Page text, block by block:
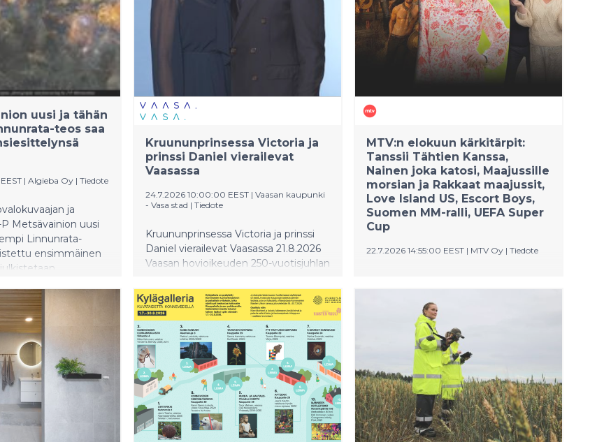
käytäville. Se
naisen
kehoon ja kaipuuta
avaava teos
ruokaan
toisistaan.
uusi ja tähän
teos saa
| Algieba Oy | Tiedote
ja
Metsävainion uusi
Linnunrata-
ensimmäinen
Oulussa.
metriä pitkä teos
aikana kerättyyn
noin 2 200 tunnin
Kruununprinsessa Victoria ja
prinssi Daniel vierailevat
Vaasassa
24.7.2026 10:00:00 EEST | Vaasan kaupunki
- Vasa stad | Tiedote
Kruununprinsessa Victoria ja prinssi
Daniel vierailevat Vaasassa 21.8.2026
Vaasan hovioikeuden 250-vuotisjuhlan
MTV:n elokuun kärkitärpit:
Tanssii Tähtien Kanssa,
Nainen joka katosi, Maajussille
morsian ja Rakkaat maajussit,
Love Island US, Escort Boys,
Suomen MM-ralli, UEFA Super
Cup
22.7.2026 14:55:00 EEST | MTV Oy | Tiedote
Kanssa tuo säkenöivää tähtiloistoa
sunnuntai-iltoihin. Maajussi-maanantai
johdattaa rakkauden äärelle
Maajussille morsian- ja Rakkaat
maajussit -ohjelmien parissa. Uusi
kotimainen psykologinen trilleri
Nainen joka katosi saa ensi-iltansa.
MTV Katsomoon saapuvat myös
ranskalainen komediasarja Escort